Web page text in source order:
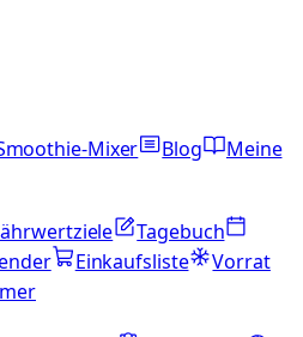
Mixer Blog
Meine
Tagebuch
Einkaufsliste
Vorrat